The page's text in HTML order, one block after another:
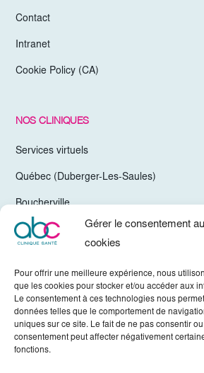
Gérer le consentement
cookies
Pour offrir une meilleure expérience, nous
que les cookies pour stocker et/ou accéder aux
Le consentement à ces technologies nous
données telles que le comportement de
uniques sur ce site. Le fait de ne pas consentir
consentement peut affecter négativement
fonctions.
Contact
Intranet
Cookie Policy (CA)
NOS CLINIQUES
Services virtuels
Québec (Duberger-Les-Saules)
Boucherville
Trois-Rivières
Valleyfield
Mirabel
Vaudreuil-Dorion